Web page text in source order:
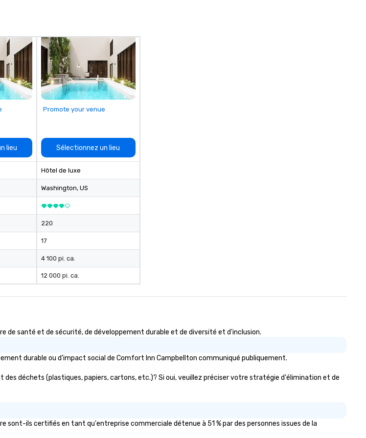
lieu
Promote your venue
Sélectionnez un lieu
Hôtel de luxe
Washington, US
220
17
4 100 pi. ca.
12 000 pi. ca.
de santé et de sécurité, de développement durable et de diversité et d'inclusion.
durable ou d'impact social de Comfort Inn Campbellton communiqué publiquement.
déchets (plastiques, papiers, cartons, etc.)? Si oui, veuillez préciser votre stratégie d'élimination et de
ils certifiés en tant qu'entreprise commerciale détenue à 51 % par des personnes issues de la